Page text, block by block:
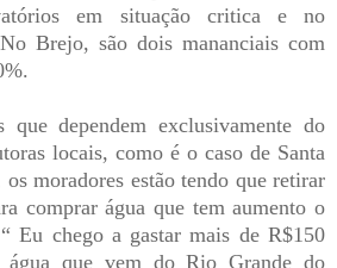
em situação critica e no
Brejo, são dois mananciais com
que dependem exclusivamente do
locais, como é o caso de Santa
moradores estão tendo que retirar
comprar água que tem aumento o
Eu chego a gastar mais de R$150
água que vem do Rio Grande do